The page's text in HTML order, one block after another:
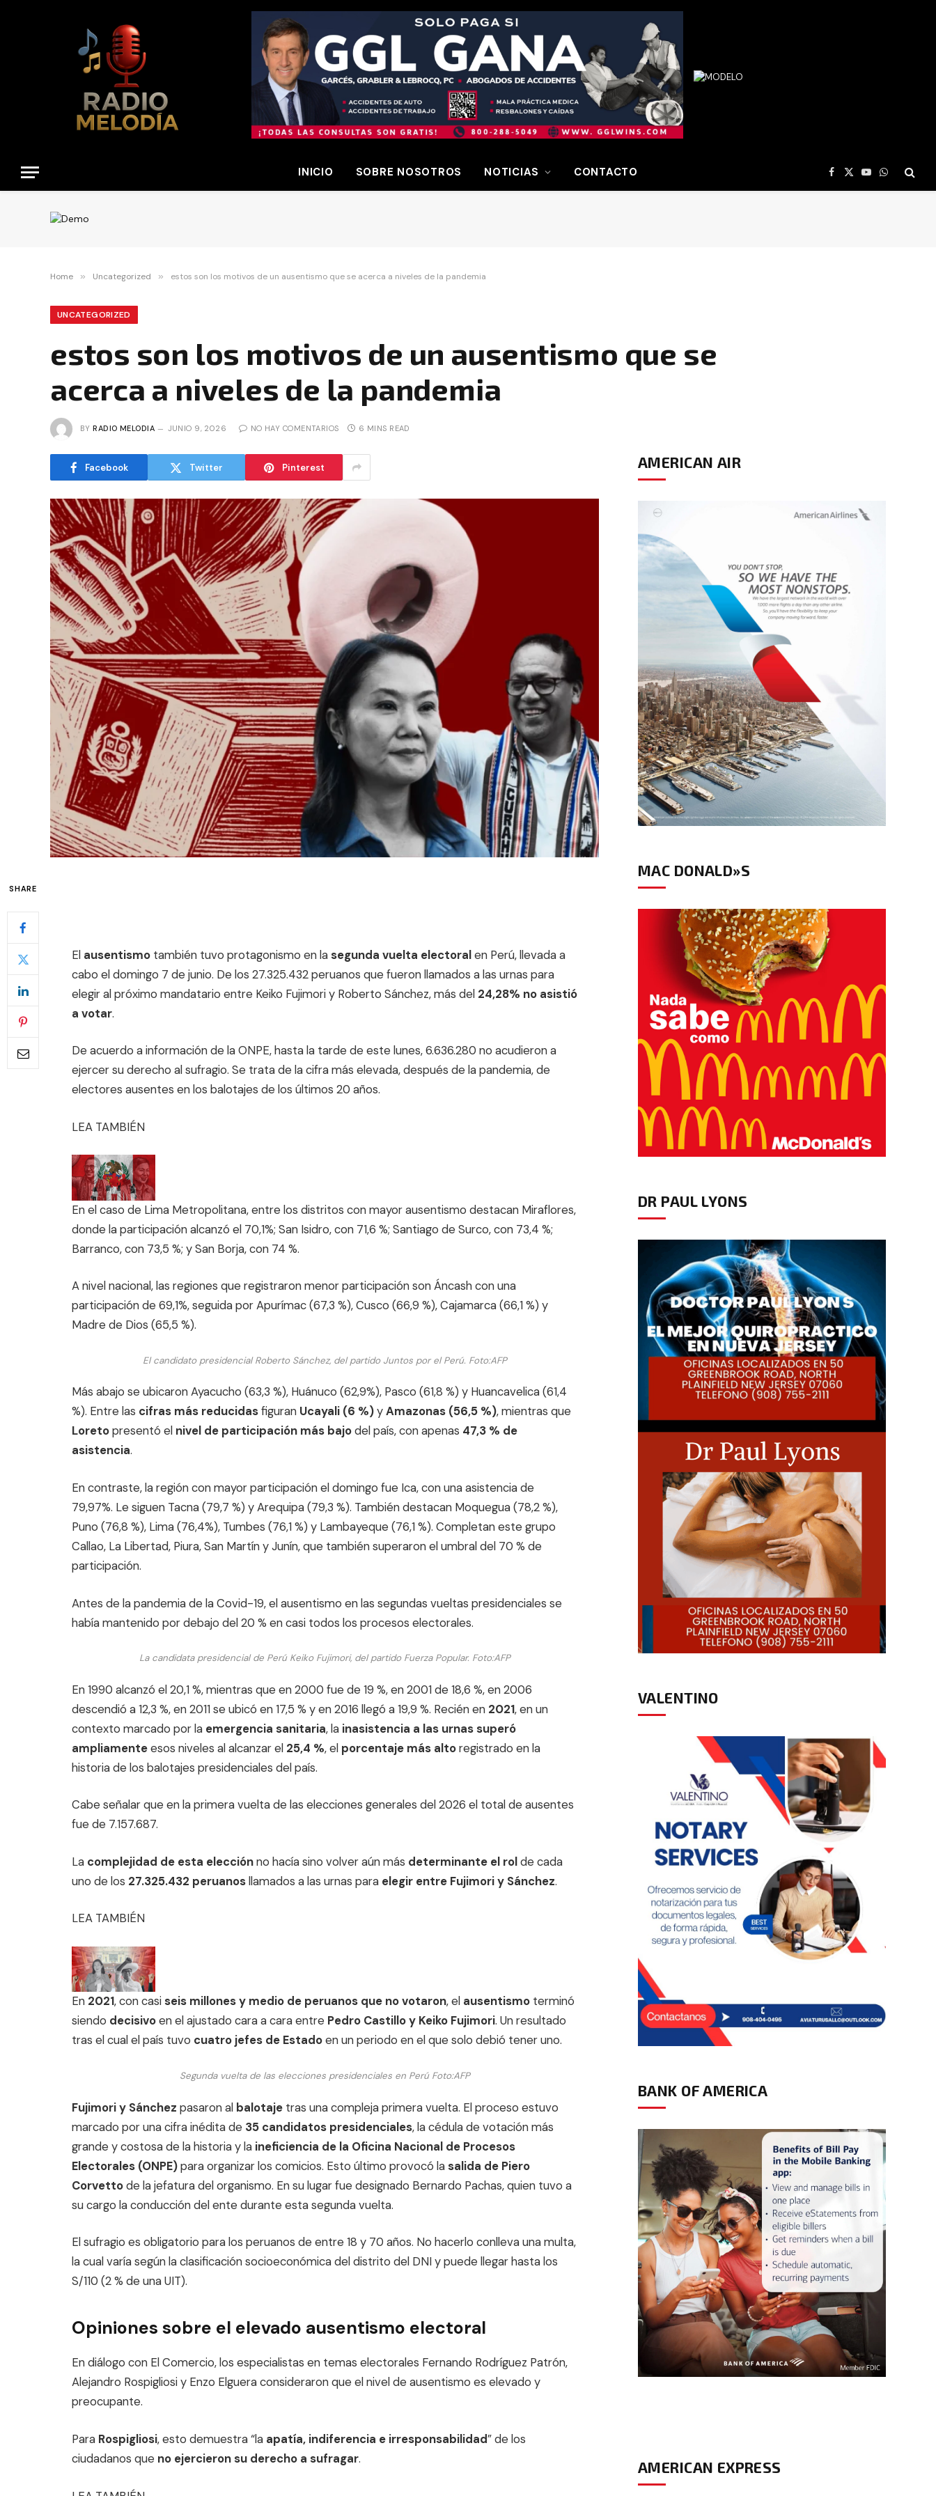
INICIO SOBRE NOSOTROS NOTICIAS CONTACTO Facebook
X
(Twitter)
YouTube
WhatsApp
Home » Uncategorized » estos son los motivos de un ausentismo que se acerca a niveles de la pandemia
UNCATEGORIZED
estos son los motivos de un ausentismo que se
acerca a niveles de la pandemia
BY RADIO MELODIA JUNIO 9, 2026 NO HAY COMENTARIOS 6 MINS READ
Facebook Twitter Pinterest
SHARE
El ausentismo también tuvo protagonismo en la segunda vuelta electoralen Perú, llevada a
cabo el domingo 7 de junio. De los 27.325.432 peruanos que fueron llamados a las urnas para
elegir al próximo mandatario entre Keiko Fujimori y Roberto Sánchez, más del 24,28% no asistió
a votar.
De acuerdo a información de la ONPE, hasta la tarde de este lunes, 6.636.280 no acudieron a
ejercer su derecho al sufragio. Se trata de la cifra más elevada, después de la pandemia, de
electores ausentes en los balotajes de los últimos 20 años.
LEA TAMBIÉN
En el caso de Lima Metropolitana, entre los distritos con mayor ausentismo destacan Miraflores,
donde la participación alcanzó el 70,1%; San Isidro, con 71,6 %; Santiago de Surco, con 73,4 %;
Barranco, con 73,5 %; y San Borja, con 74 %.
A nivel nacional, las regiones que registraron menor participación son Áncash con una
participación de 69,1%, seguida por Apurímac (67,3 %), Cusco (66,9 %), Cajamarca (66,1 %) y
Madre de Dios (65,5 %).
El candidato presidencial Roberto Sánchez, del partido Juntos por el Perú. Foto:AFP
Más abajo se ubicaron Ayacucho (63,3 %), Huánuco (62,9%), Pasco (61,8 %) y Huancavelica (61,4
%). Entre las cifras más reducidasfiguran Ucayali (6 %)yAmazonas (56,5 %), mientras que
Loretopresentó el nivel de participación más bajodel país, con apenas 47,3 % de
asistencia.
En contraste, la región con mayor participación el domingo fue Ica, con una asistencia de
79,97%. Le siguen Tacna (79,7 %) y Arequipa (79,3 %). También destacan Moquegua (78,2 %),
Puno (76,8 %), Lima (76,4%), Tumbes (76,1 %) y Lambayeque (76,1 %). Completan este grupo
Callao, La Libertad, Piura, San Martín y Junín, que también superaron el umbral del 70 % de
participación.
Antes de la pandemia de la Covid-19, el ausentismo en las segundas vueltas presidenciales se
había mantenido por debajo del 20 % en casi todos los procesos electorales.
La candidata presidencial de Perú Keiko Fujimori, del partido Fuerza Popular. Foto:AFP
En 1990 alcanzó el 20,1 %, mientras que en 2000 fue de 19 %, en 2001 de 18,6 %, en 2006
descendió a 12,3 %, en 2011 se ubicó en 17,5 % y en 2016 llegó a 19,9 %. Recién en 2021, en un
contexto marcado por la emergencia sanitaria, la inasistencia a las urnas superó
ampliamenteesos niveles al alcanzar el 25,4 %, el porcentaje más altoregistrado en la
historia de los balotajes presidenciales del país.
Cabe señalar que en la primera vuelta de las elecciones generales del 2026 el total de ausentes
fue de 7.157.687.
La complejidad de esta elecciónno hacía sino volver aún más determinante el rolde cada
uno de los 27.325.432 peruanosllamados a las urnas para elegir entre Fujimori y Sánchez.
LEA TAMBIÉN
En 2021, con casi seis millones y medio de peruanos que no votaron, el ausentismo terminó
siendo decisivoen el ajustado cara a cara entre Pedro Castillo y Keiko Fujimori. Un resultado
tras el cual el país tuvo cuatro jefes de Estadoen un periodo en el que solo debió tener uno.
Segunda vuelta de las elecciones presidenciales en PerúFoto:AFP
Fujimori y Sánchez pasaron al balotaje tras una compleja primera vuelta. El proceso estuvo
marcado por una cifra inédita de 35 candidatos presidenciales, la cédula de votación más
grande y costosa de la historia y la ineficiencia de la Oficina Nacional de Procesos
Electorales (ONPE)para organizar los comicios. Esto último provocó la salida de Piero
Corvettode la jefatura del organismo. En su lugar fue designado Bernardo Pachas, quien tuvo a
su cargo la conducción del ente durante esta segunda vuelta.
El sufragio es obligatorio para los peruanos de entre 18 y 70 años. No hacerlo conlleva una multa,
la cual varía según la clasificación socioeconómica del distrito del DNI y puede llegar hasta los
S/110 (2 % de una UIT).
Opiniones sobre el elevado ausentismo electoral
En diálogo con El Comercio, los especialistas en temas electorales Fernando Rodríguez Patrón,
Alejandro Rospigliosi y Enzo Elguera consideraron que el nivel de ausentismo es elevado y
preocupante.
Para Rospigliosi, esto demuestra “la apatía, indiferencia e irresponsabilidad” de los
ciudadanos que no ejercieron su derecho a sufragar.
AMERICAN AIR
MAC DONALD»S
DR PAUL LYONS
VALENTINO
BANK OF AMERICA
AMERICAN EXPRESS